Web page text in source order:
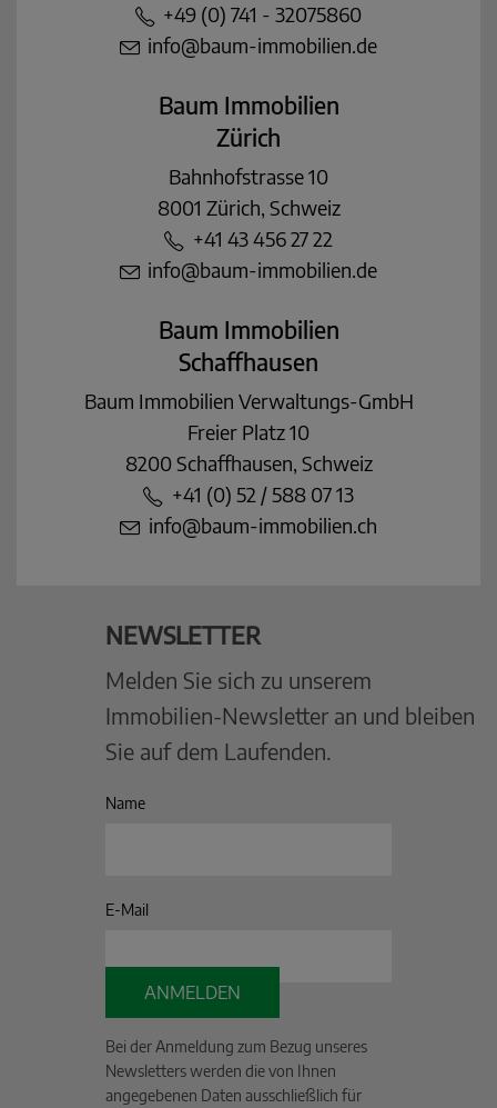
+49 (0) 741 - 32075860
info@baum-immobilien.de
Baum Immobilien
Zürich
Bahnhofstrasse 10
8001 Zürich, Schweiz
+41 43 456 27 22
info@baum-immobilien.de
Baum Immobilien
Schaffhausen
Baum Immobilien Verwaltungs-GmbH
Freier Platz 10
8200 Schaffhausen, Schweiz
+41 (0) 52 / 588 07 13
info@baum-immobilien.ch
NEWSLETTER
Melden Sie sich zu unserem
Immobilien-Newsletter an und bleiben
Sie auf dem Laufenden.
Name
E-Mail
ANMELDEN
Bei der Anmeldung zum Bezug unseres
Newsletters werden die von Ihnen
angegebenen Daten ausschließlich für